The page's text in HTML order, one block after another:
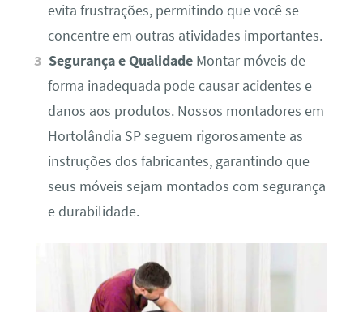
evita frustrações, permitindo que você se
concentre em outras atividades importantes.
Segurança e Qualidade Montar móveis de
forma inadequada pode causar acidentes e
danos aos produtos. Nossos montadores em
Hortolândia SP seguem rigorosamente as
instruções dos fabricantes, garantindo que
seus móveis sejam montados com segurança
e durabilidade.